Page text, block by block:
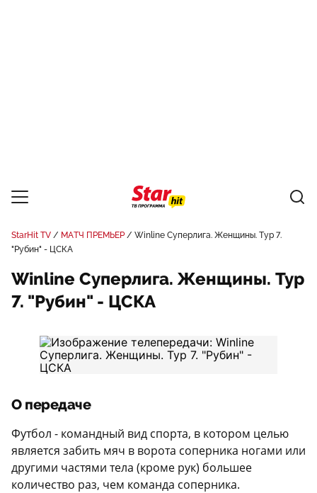
StarHit TV МАТЧ ПРЕМЬЕР
Winline Суперлига. Женщины. Тур 7.
"Рубин" - ЦСКА
Winline Суперлига. Женщины. Тур
7. "Рубин" - ЦСКА
О передаче
Футбол - командный вид спорта, в котором целью
является забить мяч в ворота соперника ногами или
другими частями тела (кроме рук) большее
количество раз, чем команда соперника.